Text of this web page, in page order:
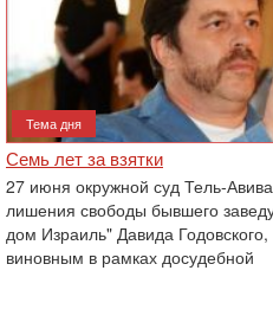
Тема дня
Семь лет за взятки
27 июня окружной суд Тель-
лишения свободы бывшего
дом Израиль" Давида
виновным в рамках досудебной